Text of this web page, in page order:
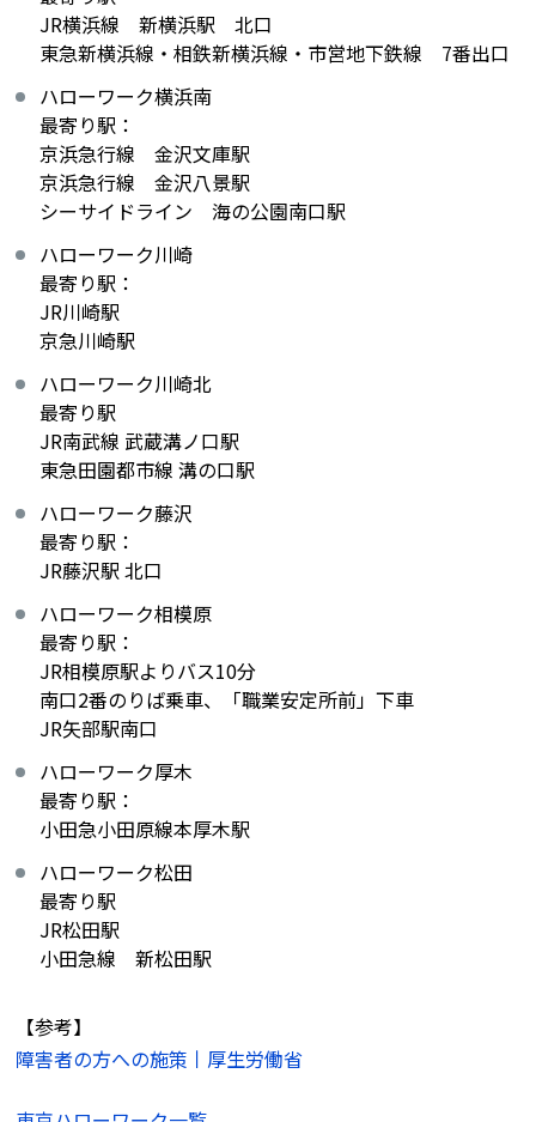
JR横浜線 新横浜駅 北口
東急新横浜線・相鉄新横浜線・市営地下鉄線 7番出口
ハローワーク横浜南
最寄り駅：
京浜急行線 金沢文庫駅
京浜急行線 金沢八景駅
シーサイドライン 海の公園南口駅
ハローワーク川崎
最寄り駅：
JR川崎駅
京急川崎駅
ハローワーク川崎北
最寄り駅
JR南武線 武蔵溝ノ口駅
東急田園都市線 溝の口駅
ハローワーク藤沢
最寄り駅：
JR藤沢駅 北口
ハローワーク相模原
最寄り駅：
JR相模原駅よりバス10分
南口2番のりば乗車、「職業安定所前」下車
JR矢部駅南口
ハローワーク厚木
最寄り駅：
小田急小田原線本厚木駅
ハローワーク松田
最寄り駅
JR松田駅
小田急線 新松田駅
【参考】
障害者の方への施策丨厚生労働省